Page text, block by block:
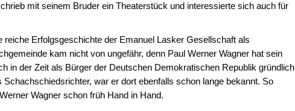
mit seinem Bruder ein Theaterstück und interessierte sich auch für
reiche Erfolgsgeschichte der Emanuel Lasker Gesellschaft als
kam nicht von ungefähr, denn Paul Werner Wagner hat sein
in der Zeit als Bürger der Deutschen Demokratischen Republik gründlich
war er dort ebenfalls schon lange bekannt. So
Wagner schon früh Hand in Hand.